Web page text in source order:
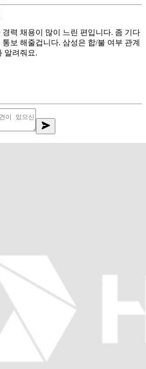
력 채용이 많이 느린 편입니다. 좀 기다
보 해줄겁니다. 삼성은 합/불 여부 관계
알려줘요.